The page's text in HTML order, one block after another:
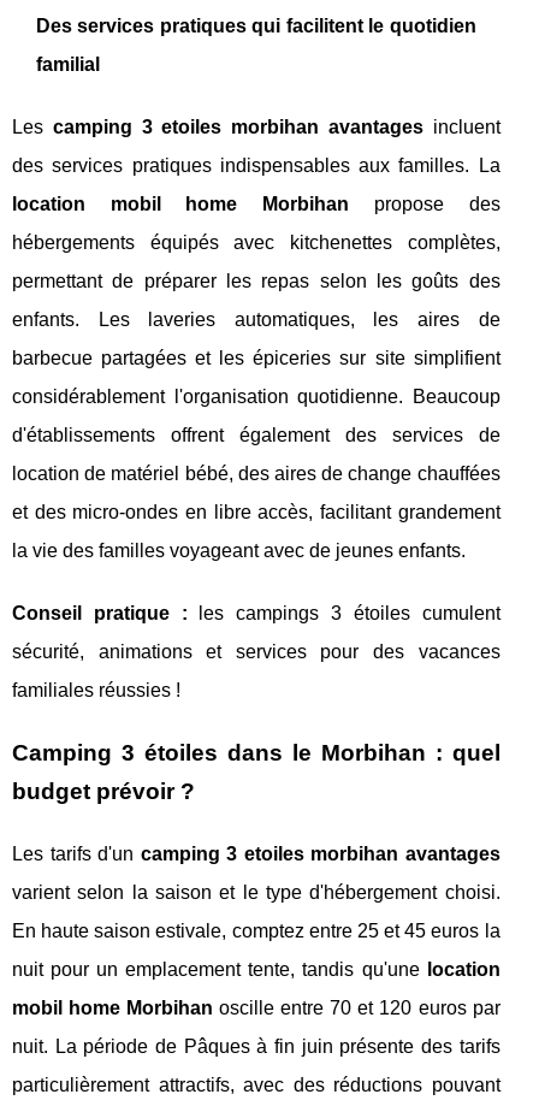
Des services pratiques qui facilitent le quotidien
familial
Les camping 3 etoiles morbihan avantagesincluent
des services pratiques indispensables aux familles. La
location mobil home Morbihan propose des
hébergements équipés avec kitchenettes complètes,
permettant de préparer les repas selon les goûts des
enfants. Les laveries automatiques, les aires de
barbecue partagées et les épiceries sur site simplifient
considérablement l'organisation quotidienne. Beaucoup
d'établissements offrent également des services de
location de matériel bébé, des aires de change chauffées
et des micro-ondes en libre accès, facilitant grandement
la vie des familles voyageant avec de jeunes enfants.
Conseil pratique : les campings 3 étoiles cumulent
sécurité, animations et services pour des vacances
familiales réussies !
Camping 3 étoiles dans le Morbihan : quel
budget prévoir ?
Les tarifs d'un camping 3 etoiles morbihan avantages
varient selon la saison et le type d'hébergement choisi.
En haute saison estivale, comptez entre 25 et 45 euros la
nuit pour un emplacement tente, tandis qu'une location
mobil home Morbihan oscille entre 70 et 120 euros par
nuit. La période de Pâques à fin juin présente des tarifs
particulièrement attractifs, avec des réductions pouvant